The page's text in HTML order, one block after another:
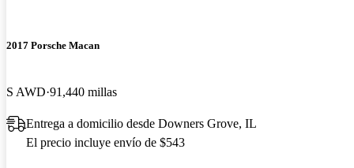
2017 Porsche Macan
S AWD 91,440 millas
Entrega a domicilio desde Downers Grove, IL
El precio incluye envío de $543